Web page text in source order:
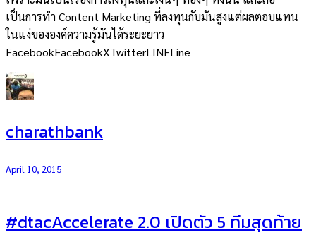
เป็นการทำ Content Marketing ที่ลงทุนกับมันสูงแต่ผลตอบแทน
ในแง่ขององค์ความรู้มันได้ระยะยาว
FacebookFacebookXTwitterLINELine
charathbank
April 10, 2015
#dtacAccelerate 2.0 เปิดตัว 5 ทีมสุดท้าย